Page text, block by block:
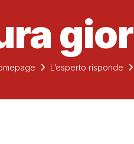
L’esperto risponde